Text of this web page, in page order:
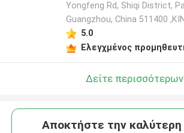
Yongfeng Rd, Shiqi District,
Guangzhou, China 511400
5.0
Ελεγχμένος
Δείτε περισσότερων
Αποκτήστε την καλύτερη